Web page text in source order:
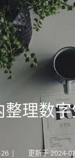
整理数
| 更新于 2024-